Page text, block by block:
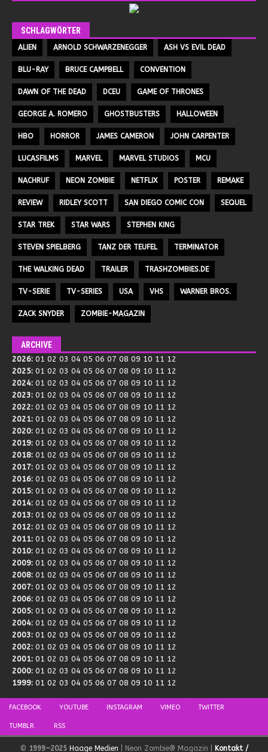
SCHLAGWÖRTER
ALIEN ARNOLD SCHWARZENEGGER ASH VS EVIL DEAD
BLU-RAY BRUCE CAMPBELL CONVENTION
DAWN OF THE DEAD DCEU GAME OF THRONES
GEORGE A. ROMERO GHOSTBUSTERS HALLOWEEN
HBO HORROR JAMES CAMERON JOHN CARPENTER
LUCASFILMS MARVEL MARVEL STUDIOS MCU
NACHRUF NEON ZOMBIE NETFLIX POSTER REMAKE
REVIEW RIDLEY SCOTT SAN DIEGO COMIC CON SEQUEL
STAR TREK STAR WARS STEPHEN KING
STEVEN SPIELBERG TANZ DER TEUFEL TERMINATOR
THE WALKING DEAD TRAILER TRASHZOMBIES.DE
TV-SERIE TV-SERIES USA VHS WARNER BROS.
ZACK SNYDER ZOMBIE-MAGAZIN
ARCHIVE
2026: 01 02 03 04 05 06 07 08 09 10 11 12
2025: 01 02 03 04 05 06 07 08 09 10 11 12
2024: 01 02 03 04 05 06 07 08 09 10 11 12
2023: 01 02 03 04 05 06 07 08 09 10 11 12
2022: 01 02 03 04 05 06 07 08 09 10 11 12
2021: 01 02 03 04 05 06 07 08 09 10 11 12
2020: 01 02 03 04 05 06 07 08 09 10 11 12
2019: 01 02 03 04 05 06 07 08 09 10 11 12
2018: 01 02 03 04 05 06 07 08 09 10 11 12
2017: 01 02 03 04 05 06 07 08 09 10 11 12
2016: 01 02 03 04 05 06 07 08 09 10 11 12
2015: 01 02 03 04 05 06 07 08 09 10 11 12
2014: 01 02 03 04 05 06 07 08 09 10 11 12
2013: 01 02 03 04 05 06 07 08 09 10 11 12
2012: 01 02 03 04 05 06 07 08 09 10 11 12
2011: 01 02 03 04 05 06 07 08 09 10 11 12
2010: 01 02 03 04 05 06 07 08 09 10 11 12
2009: 01 02 03 04 05 06 07 08 09 10 11 12
2008: 01 02 03 04 05 06 07 08 09 10 11 12
2007: 01 02 03 04 05 06 07 08 09 10 11 12
2006: 01 02 03 04 05 06 07 08 09 10 11 12
2005: 01 02 03 04 05 06 07 08 09 10 11 12
2004: 01 02 03 04 05 06 07 08 09 10 11 12
2003: 01 02 03 04 05 06 07 08 09 10 11 12
2002: 01 02 03 04 05 06 07 08 09 10 11 12
2001: 01 02 03 04 05 06 07 08 09 10 11 12
2000: 01 02 03 04 05 06 07 08 09 10 11 12
1999: 01 02 03 04 05 06 07 08 09 10 11 12
FACEBOOK YOUTUBE INSTAGRAM VIMEO TWITTER
TUMBLR. RSS
© 1999–2025 Haage Medien | Neon Zombie® Magazin | Kontakt /